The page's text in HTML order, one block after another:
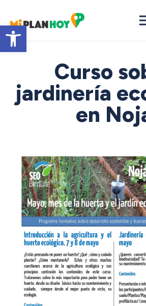
Abrir barra de herramientas
Curso
jardinería
en